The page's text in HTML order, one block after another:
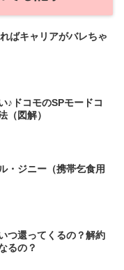
ばキャリアがバレちゃ
♪ドコモのSPモードコ
（図解）
・ジニー（携帯乞食用
つ還ってくるの？解約
るの？